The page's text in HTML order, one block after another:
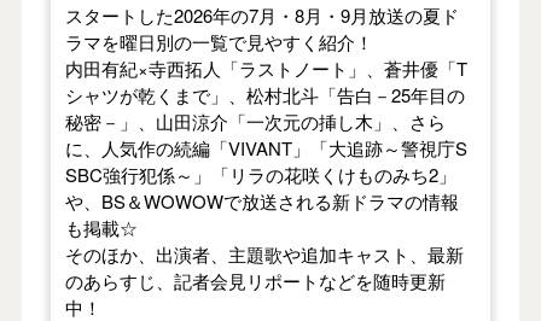
スタートした2026年の7月・8月・9月放送の夏ド
ラマを曜日別の一覧で見やすく紹介！
内田有紀×寺西拓人「ラストノート」、蒼井優「T
シャツが乾くまで」、松村北斗「告白－25年目の
秘密－」、山田涼介「一次元の挿し木」、さら
に、人気作の続編「VIVANT」「大追跡～警視庁S
SBC強行犯係～」「リラの花咲くけものみち2」
や、BS＆WOWOWで放送される新ドラマの情報
も掲載☆
そのほか、出演者、主題歌や追加キャスト、最新
のあらすじ、記者会見リポートなどを随時更新
中！